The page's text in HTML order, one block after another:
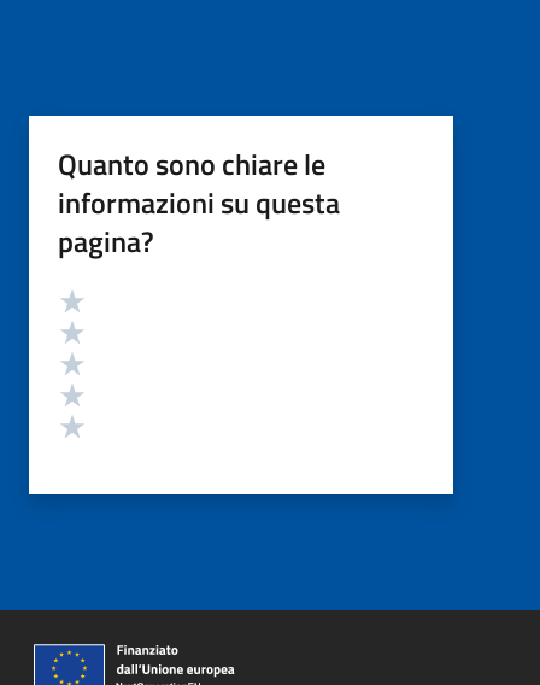
Quanto sono chiare le
informazioni su questa
pagina?
Valutazione